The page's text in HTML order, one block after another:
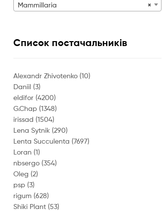
×
Mammillaria
Список постачальників
Alexandr Zhivotenko (10)
Daniil (3)
eldifor (4200)
G.Chap (1348)
irissad (1504)
Lena Sytnik (290)
Lenta Succulenta (7697)
Loran (1)
nbsergo (354)
Oleg (2)
psp (3)
rigum (628)
Shiki Plant (53)